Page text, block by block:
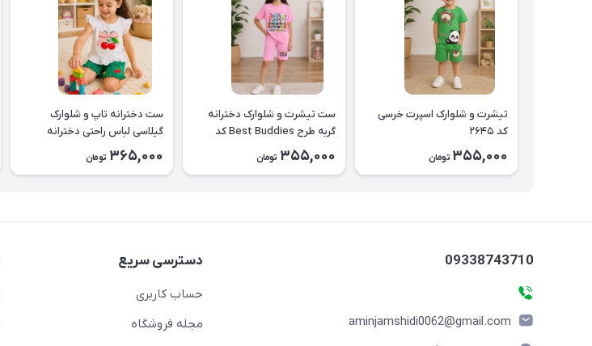
تیشرت و شلوارک اسپرت خرسی
کد ۲۶۴۵
355,000 تومان
ست تیشرت و شلوارک دخترانه
گربه طرح Best Buddies کد
355,000 تومان
ست دخترانه تاپ و شلوارک
گیلاسی لباس راحتی دخترانه
365,000 تومان
09338743710
aminjamshidi0062@gmail.com
دسترسی سریع
حساب کاربری
مجله فروشگاه